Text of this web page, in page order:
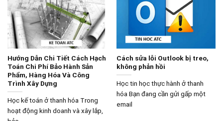
Hướng Dẫn Chi Tiết Cách Hạch
Toán Chi Phí Bảo Hành Sản
Phẩm, Hàng Hóa Và Công
Trình Xây Dựng
Học kế toán ở thanh hóa Trong
hoạt động kinh doanh và xây lắp,
Cách sửa lỗi Outlook bị treo,
không phản hồi
Học tin học thực hành ở thanh
hóa Bạn đang cần gửi gấp một
email